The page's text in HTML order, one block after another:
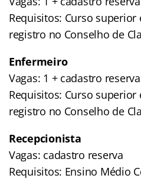
Requisitos: Curso
registro no Conselho de
Enfermeiro
Vagas: 1 + cadastro reserva
Requisitos: Curso
registro no Conselho de
Recepcionista
Vagas: cadastro reserva
Requisitos: Ensino Médio